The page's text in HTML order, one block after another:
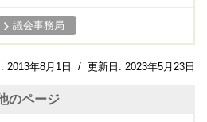
議会事務局
2013年8月1日 / 更新日: 2023年5月23日
のページ